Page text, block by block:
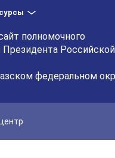
полномочного
Президента Российской
федеральном